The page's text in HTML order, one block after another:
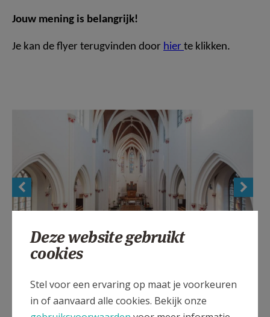
Jouw mening is belangrijk!
Je kan de flyer terugvinden door hier te klikken.
Deze website gebruikt
cookies
Stel voor een ervaring op maat je voorkeuren
in of aanvaard alle cookies. Bekijk onze